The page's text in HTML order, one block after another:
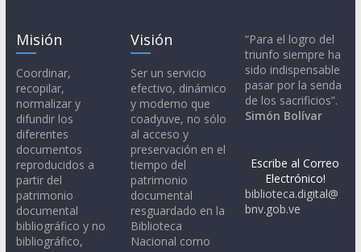
Misión
Coordinar,
recopilar,
normalizar y
difundir los
diferentes
documentos
reproducidos a
partir del
patrimonio
documental
bibliográfico y no
bibliográfico,
Visión
Ser un servicio
efectivo, dinámico
y moderno que
coadyuve, no sólo
al acceso y
preservación en el
tiempo del
patrimonio
documental
resguardado en la
Biblioteca
Nacional como
“Para el logro del
triunfo siempre ha
sido indispensable
pasar por la senda
de los sacrificios”.
Simón Bolívar
Escribe al Correo
Electrónico!
biblioteca.digital@
bnv.gob.ve